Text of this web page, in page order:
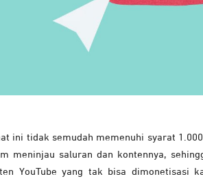
ini tidak semudah memenuhi syarat
meninjau saluran dan kontennya,
YouTube yang tak bisa dimonetisasi